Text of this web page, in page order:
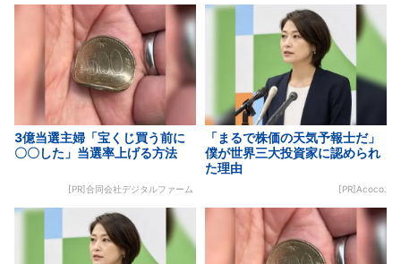
3億当選主婦「宝くじ買う前に
〇〇した」当選率上げる方法
[PR]合同会社デジタルファーム
「まるで株価の天気予報士だ」
僕が世界三大投資家に認められ
た理由
[PR]Acoco.